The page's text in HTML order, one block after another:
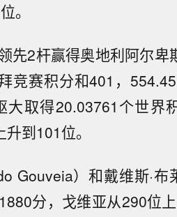
。
先2杆赢得奥地利阿尔
竞赛积分和401，
大取得20.03761个世界
到101位。
Gouveia）和戴维斯·
分，戈维亚从290位